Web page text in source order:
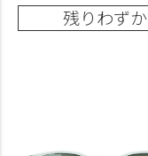
残りわずか